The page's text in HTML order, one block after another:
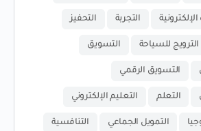
الإلكترونية التجربة التحفيز
الترويج للسياحة التسويق
التسويق الرقمي
التعلم التعليم الإلكتروني
التمويل الجماعي التنافسية